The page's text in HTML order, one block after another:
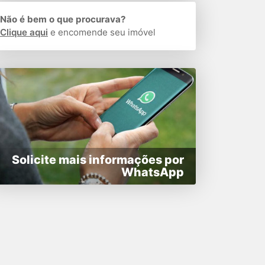
Não é bem o que procurava?
Clique aqui e encomende seu imóvel
Solicite mais informações por
WhatsApp